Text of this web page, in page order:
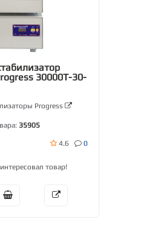
30000Т-30-
Progress
35905
4.6 0
товар!